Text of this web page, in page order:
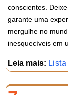
conscientes.
garante uma
mergulhe no
inesquecíveis em
Leia mais: